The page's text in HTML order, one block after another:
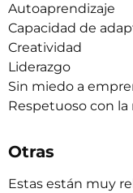
Autoaprendizaje
Capacidad de
Creatividad
Liderazgo
Sin miedo a
Respetuoso con la
Otras
Estas están muy